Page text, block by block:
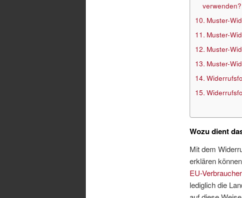
verwenden?
Muster-
Muster-
Muster-
Muster-
Wozu dient
Mit dem
erklären
EU-
lediglich die